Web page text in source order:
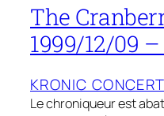
The
1999/12/09
KRONIC
Le chroniqueur est